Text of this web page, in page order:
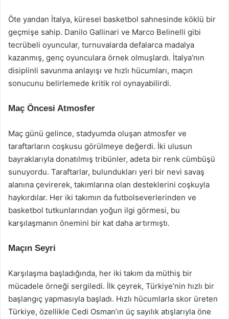
Öte yandan İtalya, küresel basketbol sahnesinde köklü bir
geçmişe sahip. Danilo Gallinari ve Marco Belinelli gibi
tecrübeli oyuncular, turnuvalarda defalarca madalya
kazanmış, genç oyunculara örnek olmuşlardı. İtalya’nın
disiplinli savunma anlayışı ve hızlı hücumları, maçın
sonucunu belirlemede kritik rol oynayabilirdi.
Maç Öncesi Atmosfer
Maç günü gelince, stadyumda oluşan atmosfer ve
taraftarların coşkusu görülmeye değerdi. İki ulusun
bayraklarıyla donatılmış tribünler, adeta bir renk cümbüşü
sunuyordu. Taraftarlar, bulundukları yeri bir nevi savaş
alanına çevirerek, takımlarına olan desteklerini coşkuyla
haykırdılar. Her iki takımın da futbolseverlerinden ve
basketbol tutkunlarından yoğun ilgi görmesi, bu
karşılaşmanın önemini bir kat daha artırmıştı.
Maçın Seyri
Karşılaşma başladığında, her iki takım da müthiş bir
mücadele örneği sergiledi. İlk çeyrek, Türkiye’nin hızlı bir
başlangıç yapmasıyla başladı. Hızlı hücumlarla skor üreten
Türkiye, özellikle Cedi Osman’ın üç sayılık atışlarıyla öne